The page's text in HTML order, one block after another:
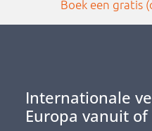
Boek een gratis
Internationale
Europa vanuit